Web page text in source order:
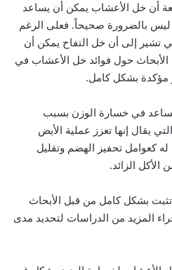
أن خل الأعشاب يمكن أن يساعد
ليس بالضرورة صحيحاً. فعلى الرغم
تشير إلى أن خل التفاح يمكن أن
الأبحاث حول فوائد خل الأعشاب في
مؤكدة بشكل كامل.
في خسارة الوزن بسبب
يقال إنها تعزز عملية الأيض
له كعوامل تحفيز الهضم وتقليل
الزائد.
بشكل كامل من قبل الأبحاث
المزيد من الدراسات لتحديد مدى